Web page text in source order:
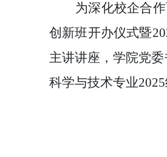
为深化校企合
创新班开办仪式暨
主讲讲座，学院党
科学与技术专业